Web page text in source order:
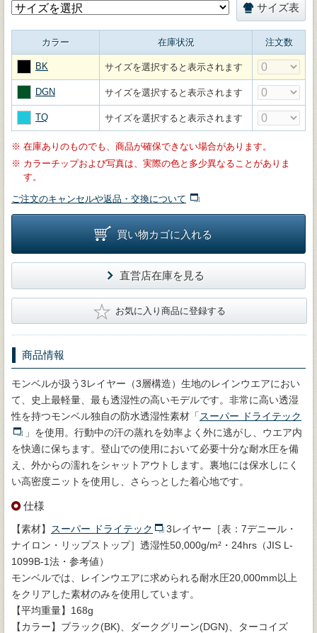
サイズ表
カラー 在庫状況 注文数
BK サイズを選択すると表示されます
DGN サイズを選択すると表示されます
TQ サイズを選択すると表示されます
※ 在庫ありのものでも、商品が確保できない場合があります。
※ カラーチップおよび写真は、実際の色と多少異なることがありま
す。
ご注文のキャンセルや返品・交換について
買い物カゴに入れる
直営店在庫を見る
★ お気に入り商品に登録する
商品情報
モンベルが扱う3レイヤー（3層構造）生地のレインウエアにおい
て、史上最軽量、最も透湿性の高いモデルです。非常に高い透湿
性を持つモンベル独自の防水透湿性素材「スーパー ドライテック
」を使用。行動中の汗の蒸れを効率よく外に逃がし、ウエア内
を快適に保ちます。登山での使用において必要十分な耐水圧を備
え、外からの濡れをシャットアウトします。裏地には保水しにく
い高密度ニットを使用し、さらっとした着心地です。
仕様
【素材】 スーパー ドライテック
3レイヤー［表：7デニール・
ナイロン・リップストップ］透湿性50,000g/m²・24hrs（JIS L-
1099B-1法・参考値）
モンベルでは、レインウエアに求められる耐水圧20,000mm以上
をクリアした素材のみを使用しています。
【平均重量】168g
【カラー】ブラック(BK)、ダークグリーン(DGN)、ターコイズ